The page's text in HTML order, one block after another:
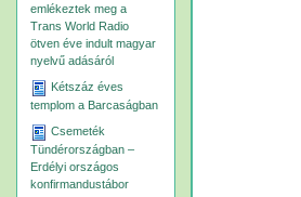
emlékeztek meg a
Trans World Radio
ötven éve indult magyar
nyelvű adásáról
Kétszáz éves
templom a Barcaságban
Csemeték
Tündérországban –
Erdélyi országos
konfirmandustábor